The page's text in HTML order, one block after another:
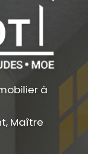
à
Maître